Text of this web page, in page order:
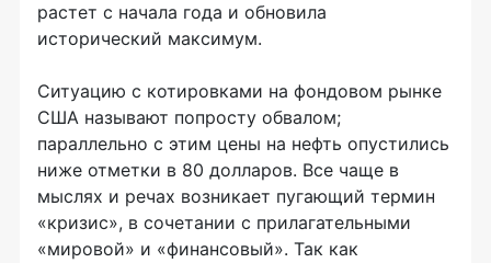
растет с начала года и обновила
исторический максимум.
Ситуацию с котировками на фондовом рынке
США называют попросту обвалом;
параллельно с этим цены на нефть опустились
ниже отметки в 80 долларов. Все чаще в
мыслях и речах возникает пугающий термин
«кризис», в сочетании с прилагательными
«мировой» и «финансовый». Так как